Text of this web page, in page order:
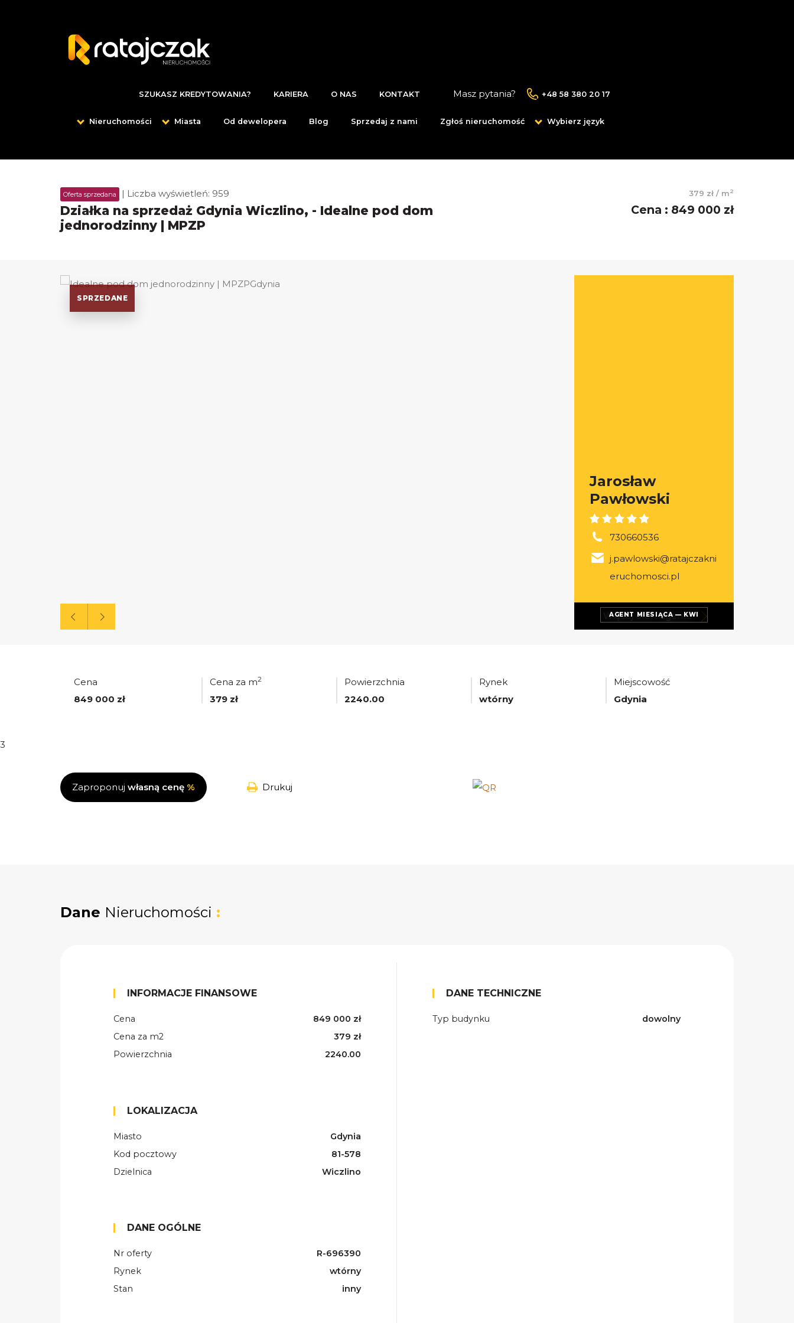
Masz pytania? +48 58 380 20 17
SZUKASZ KREDYTOWANIA? KARIERA O NAS KONTAKT
Nieruchomości Miasta Od dewelopera Blog Sprzedaj z nami Zgłoś nieruchomość Wybierz język
Oferta sprzedana | Liczba wyświetleń: 959
Działka na sprzedaż Gdynia Wiczlino, - Idealne pod dom
jednorodzinny | MPZP
379 zł / m2
Cena : 849 000 zł
SPRZEDANE
AGENT MIESIĄCA — KWI
Jarosław
Pawłowski
730660536
j.pawlowski@ratajczakni
eruchomosci.pl
Więcej ofertagenta
Cena
849 000 zł
Cena za m2
379 zł
Powierzchnia
2240.00
Rynek
wtórny
Miejscowość
Gdynia
3
Zaproponuj własną cenę % Drukuj
Dane Nieruchomości :
INFORMACJE FINANSOWE
Cena
849 000 zł
Cena za m2
379 zł
Powierzchnia
2240.00
LOKALIZACJA
Miasto
Gdynia
Kod pocztowy
81-578
Dzielnica
Wiczlino
DANE OGÓLNE
Nr oferty
R-696390
Rynek
wtórny
Stan
inny
DANE TECHNICZNE
Typ budynku dowolny